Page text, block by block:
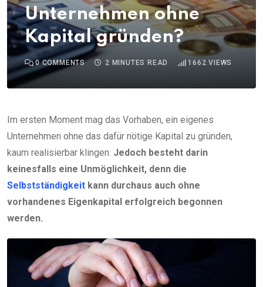
Unternehmen ohne
Kapital gründen?
0COMMENTS 2 MINUTES READ 1662 VIEWS
Im ersten Moment mag das Vorhaben, ein eigenes
Unternehmen ohne das dafür nötige Kapital zu gründen,
kaum realisierbar klingen. Jedoch besteht darin
keinesfalls eine Unmöglichkeit, denn die
Selbstständigkeit kann durchaus auch ohne
vorhandenes Eigenkapital erfolgreich begonnen
werden.